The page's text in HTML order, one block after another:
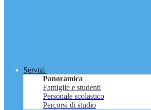
Servizi
Panoramica
Famiglie e studenti
Personale scolastico
Percorsi di studio